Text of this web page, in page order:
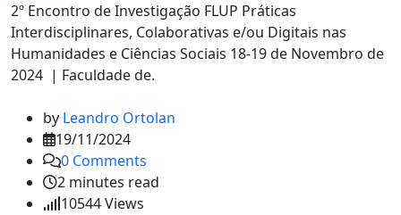
2º Encontro de Investigação FLUP Práticas
Interdisciplinares, Colaborativas e/ou Digitais nas
Humanidades e Ciências Sociais 18-19 de Novembro de
2024 | Faculdade de.
by Leandro Ortolan
19/11/2024
0 Comments
2 minutes read
10544Views